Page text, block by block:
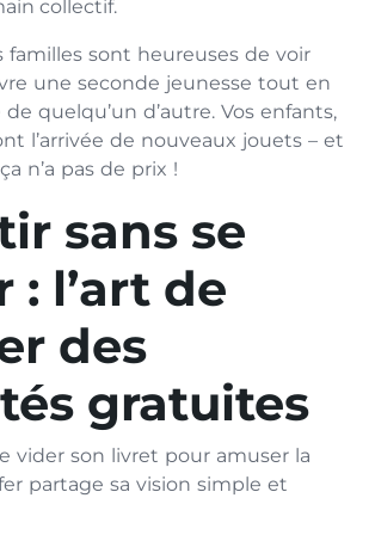
collectif.
familles sont heureuses de voir
une seconde jeunesse tout en
quelqu’un d’autre. Vos enfants,
l’arrivée de nouveaux jouets – et
n’a pas de prix !
sans se
: l’art de
des
gratuites
vider son livret pour amuser la
partage sa vision simple et